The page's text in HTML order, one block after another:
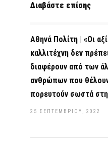
Διαβάστε επίσης
Αθηνά Πολίτη | «Οι
καλλιτέχνη δεν
διαφέρουν από των
ανθρώπων που
πορευτούν σωστά
25 ΣΕΠΤΕΜΒΡΊΟΥ, 2022